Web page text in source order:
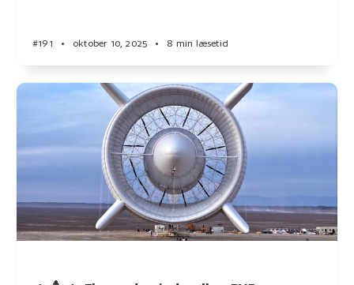
#191 • oktober 10, 2025 • 8 min læsetid